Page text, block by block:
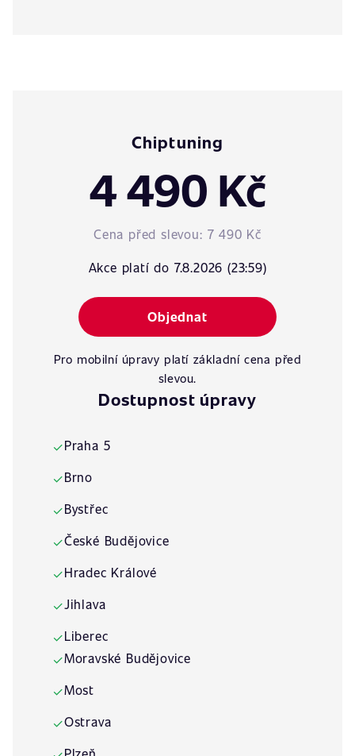
Chiptuning
4 490 Kč
Cena před slevou: 7 490 Kč
Akce platí do 7.8.2026 (23:59)
Objednat
Pro mobilní úpravy platí základní cena před
slevou.
Dostupnost úpravy
✓Praha 5
✓Brno
✓Bystřec
✓České Budějovice
✓Hradec Králové
✓Jihlava
✓Liberec
✓Moravské Budějovice
✓Most
✓Ostrava